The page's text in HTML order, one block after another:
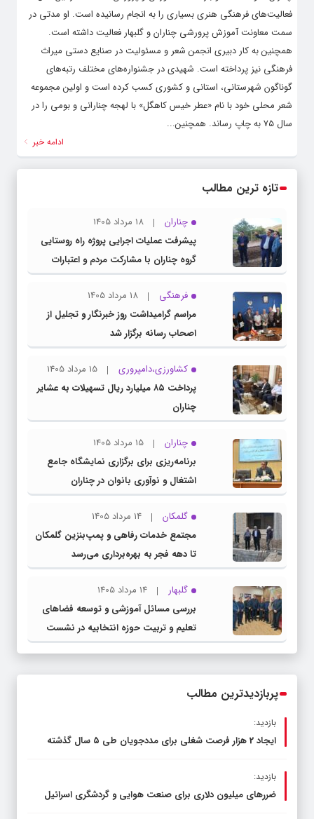
فعالیت‌های فرهنگی هنری بسیاری را به انجام رسانیده است. او مدتی در
سمت معاونت آموزش پرورشی چناران و گلبهار فعالیت داشته است.
همچنین به کار دبیری انجمن شعر و مسئولیت در صنایع دستی میراث
فرهنگی نیز پرداخته است. شهیدی در جشنواره‌های مختلف رتبه‌های
گوناگون شهرستانی، استانی و کشوری کسب کرده است و اولین مجموعه
شعر محلی خود با نام «عطر خیس کاهگل» با لهجه چنارانی و بومی را در
سال ۷۵ به چاپ رساند. همچنین...
ادامه خبر
تازه ترین مطالب
چناران
18 مرداد 1405
پیشرفت عملیات اجرایی پروژه راه روستایی
گروه چناران با مشارکت مردم و اعتبارات
دولتی
فرهنگی
18 مرداد 1405
مراسم گرامیداشت روز خبرنگار و تجلیل از
اصحاب رسانه برگزار شد
کشاورزی،دامپروری
15 مرداد 1405
پرداخت ۸۵ میلیارد ریال تسهیلات به عشایر
چناران
چناران
15 مرداد 1405
برنامه‌ریزی برای برگزاری نمایشگاه جامع
اشتغال و نوآوری بانوان در چناران
گلمکان
14 مرداد 1405
مجتمع خدمات رفاهی و پمپ‌بنزین گلمکان
تا دهه فجر به بهره‌برداری می‌رسد
گلبهار
14 مرداد 1405
بررسی مسائل آموزشی و توسعه فضاهای
تعلیم و تربیت حوزه انتخابیه در نشست
مشترک عضو کمیسیون آموزش مجلس با
پربازدیدترین مطالب
بازدید:
ایجاد 2 هزار فرصت شغلی برای مددجویان طی ۵ سال گذشته
بازدید:
ضررهای میلیون دلاری برای صنعت هوایی و گردشگری اسرائیل